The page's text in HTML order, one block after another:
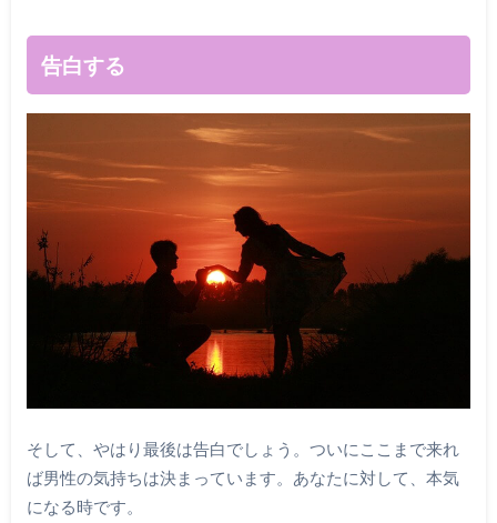
告白する
そして、やはり最後は告白でしょう。ついにここまで来れ
ば男性の気持ちは決まっています。あなたに対して、本気
になる時です。